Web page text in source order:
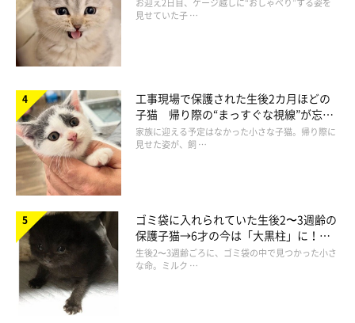
お迎え2日目、ケージ越しに“おしゃべり”する姿を
見せていた子 …
工事現場で保護された生後2カ月ほどの
子猫 帰り際の“まっすぐな視線”が忘れ
られず、家族の一員に
家族に迎える予定はなかった小さな子猫。帰り際に
見せた姿が、飼 …
ゴミ袋に入れられていた生後2〜3週齢の
保護子猫→6才の今は「大黒柱」に！
美しい黒猫に成長した姿にグッとくる
生後2〜3週齢ごろに、ゴミ袋の中で見つかった小さ
な命。ミルク …